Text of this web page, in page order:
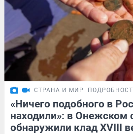
СТРАНА И МИР
«Ничего подобного в
находили»: в Онежском
обнаружили клад XVIII